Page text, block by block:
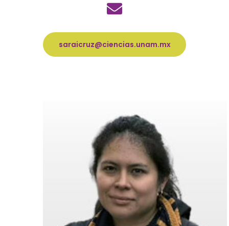
saraicruz@ciencias.unam.mx